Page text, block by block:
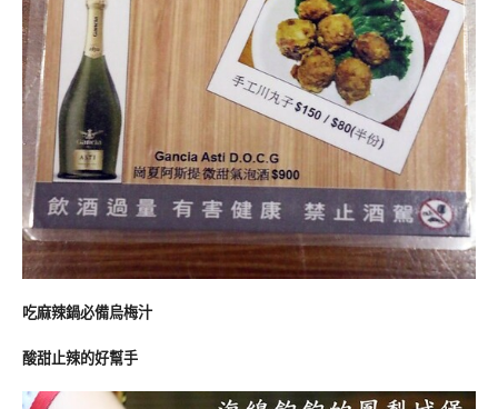
吃麻辣鍋必備烏梅汁
酸甜止辣的好幫手